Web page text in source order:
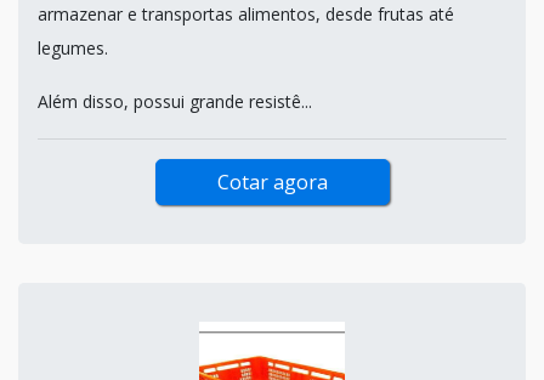
armazenar e transportas alimentos, desde frutas até
legumes.
Além disso, possui grande resistê...
Cotar agora